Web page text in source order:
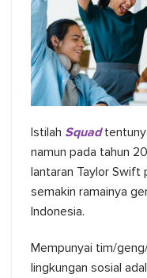
Istilah Squad
namun pada tahun
lantaran Taylor Swift
semakin ramainya
Indonesia.
Mempunyai tim/
lingkungan sosial